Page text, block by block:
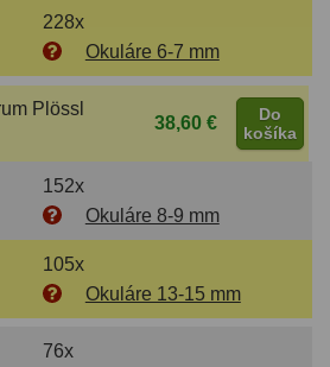
228x
Okuláre 6-7 mm
Plössl
38,60 €
Do
košíka
152x
Okuláre 8-9 mm
105x
Okuláre 13-15 mm
76x